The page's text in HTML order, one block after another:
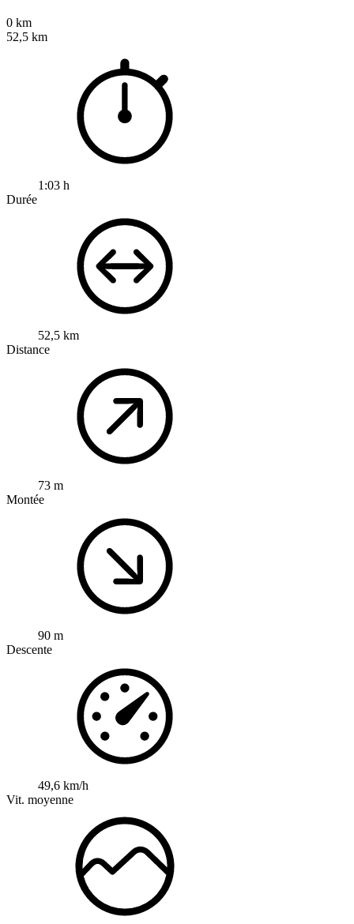
0 km
52,5 km
1:03 h
Durée
52,5 km
Distance
73 m
Montée
90 m
Descente
49,6 km/h
Vit. moyenne